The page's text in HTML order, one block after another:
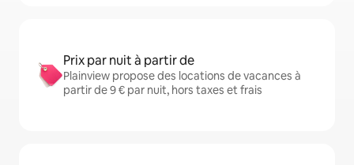
Prix par nuit à partir de
Plainview propose des locations de vacances à
partir de 9 € par nuit, hors taxes et frais